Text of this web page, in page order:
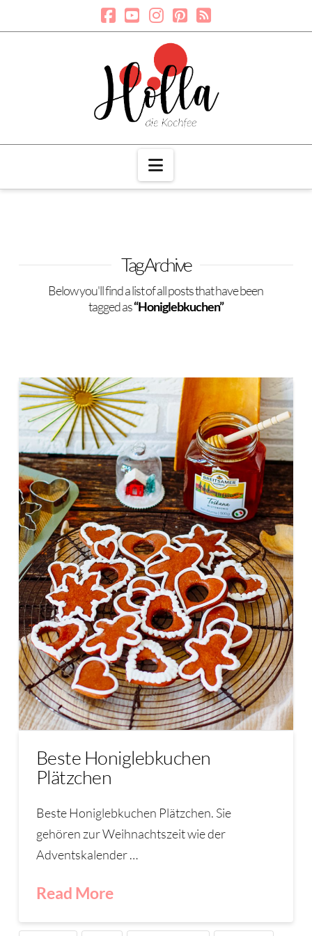
Navigation
Tag Archive
Below you'll find a list of all posts that have been
tagged as“Honiglebkuchen”
Beste Honiglebkuchen
Plätzchen
Beste Honiglebkuchen Plätzchen. Sie
gehören zur Weihnachtszeit wie der
Adventskalender …
Read More